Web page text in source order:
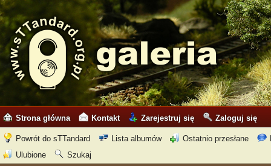
Strona główna Kontakt Zarejestruj się Zaloguj się
Powrót do sTTandard Lista albumów Ostatnio przesłane
Ulubione
Szukaj